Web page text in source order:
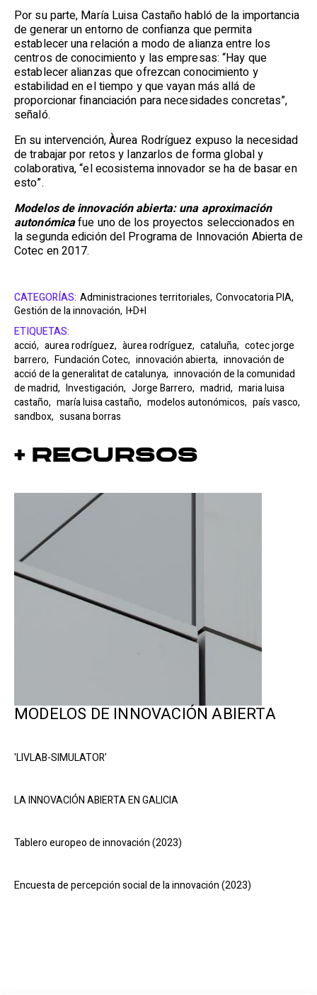
Por su parte, María Luisa Castaño habló de la importancia
de generar un entorno de confianza que permita
establecer una relación a modo de alianza entre los
centros de conocimiento y las empresas: “Hay que
establecer alianzas que ofrezcan conocimiento y
estabilidad en el tiempo y que vayan más allá de
proporcionar financiación para necesidades concretas”,
señaló.
En su intervención, Àurea Rodríguez expuso la necesidad
de trabajar por retos y lanzarlos de forma global y
colaborativa, “el ecosistema innovador se ha de basar en
esto”.
Modelos de innovación abierta: una aproximación
autonómicafue uno de los proyectos seleccionados en
la segunda edición del Programa de Innovación Abierta de
Cotec en 2017.
CATEGORÍAS: Administraciones territoriales, Convocatoria PIA,
Gestión de la innovación, I+D+I
ETIQUETAS:
acció, aurea rodríguez, àurea rodríguez, cataluña, cotec jorge
barrero, Fundación Cotec, innovación abierta, innovación de
acció de la generalitat de catalunya, innovación de la comunidad
de madrid, Investigación, Jorge Barrero, madrid, maria luisa
castaño, maría luisa castaño, modelos autonómicos, país vasco,
sandbox, susana borras
+ Recursos
MODELOS DE INNOVACIÓN ABIERTA
'LIVLAB-SIMULATOR'
LA INNOVACIÓN ABIERTA EN GALICIA
Tablero europeo de innovación (2023)
Encuesta de percepción social de la innovación (2023)